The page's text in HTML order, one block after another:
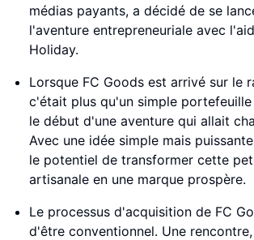
médias payants, a décidé de se
l'aventure entrepreneuriale avec
Holiday.
Lorsque FC Goods est arrivé sur le
c'était plus qu'un simple
le début d'une aventure qui allait
Avec une idée simple mais
le potentiel de transformer cette
artisanale en une marque prospère.
Le processus d'acquisition de FC
d'être conventionnel. Une